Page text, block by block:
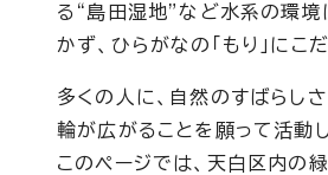
る“島田湿地”など水系の環境
かず、ひらがなの「もり」にこ
多くの人に、自然のすばらし
輪が広がることを願って活動
このページでは、天白区内の